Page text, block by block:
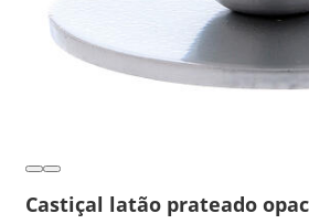
Castiçal latão prateado